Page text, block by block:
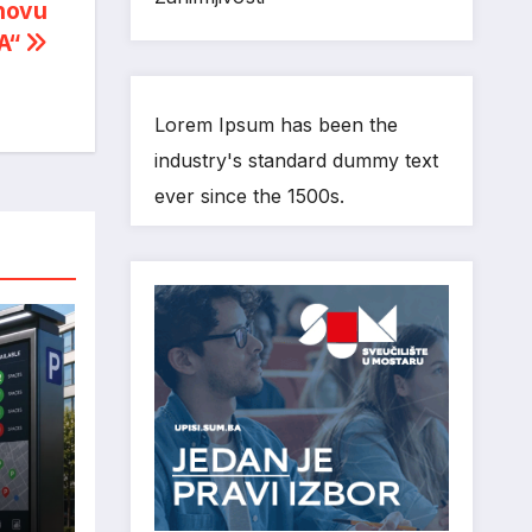
Lorem Ipsum has been the
industry's standard dummy text
ever since the 1500s.